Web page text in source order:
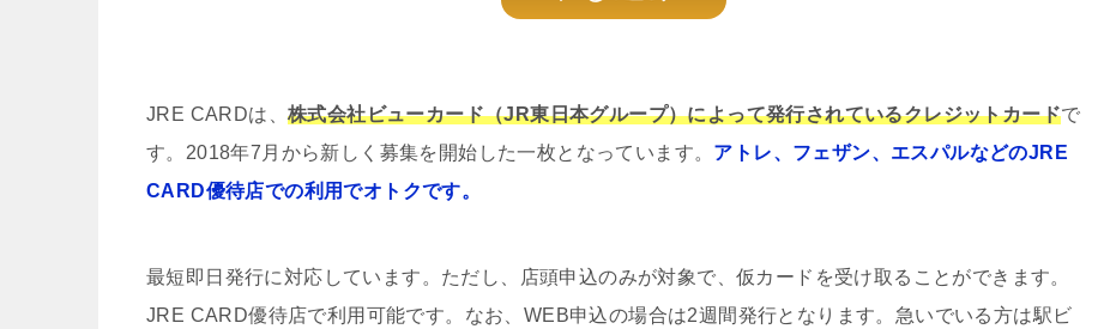
JRE CARDは、 株式会社ビューカード（JR東日本グループ）によって発行されているクレジットカードで
す。2018年7月から新しく募集を開始した一枚となっています。 アトレ、フェザン、エスパルなどのJRE
CARD優待店での利用でオトクです。
最短即日発行に対応しています。ただし、店頭申込のみが対象で、仮カードを受け取ることができます。
JRE CARD優待店で利用可能です。なお、WEB申込の場合は2週間発行となります。急いでいる方は駅ビ